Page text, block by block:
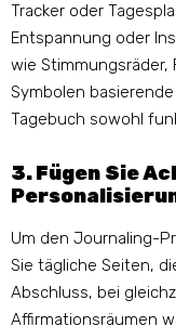
Tracker oder
Entspannung oder
wie Stimmungsräder,
Symbolen
Tagebuch sowohl
3. Fügen Sie
Um den Journaling-
Sie tägliche Seiten,
Abschluss, bei
Affirmationsräumen